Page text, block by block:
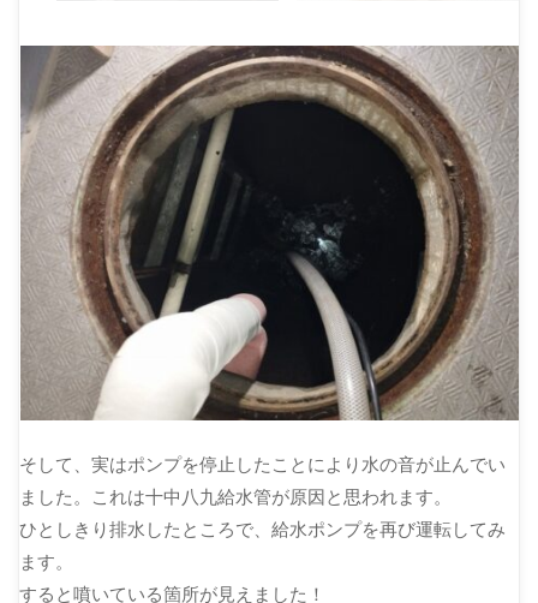
そして、実はポンプを停止したことにより水の音が止んでい
ました。これは十中八九給水管が原因と思われます。
ひとしきり排水したところで、給水ポンプを再び運転してみ
ます。
すると噴いている箇所が見えました！